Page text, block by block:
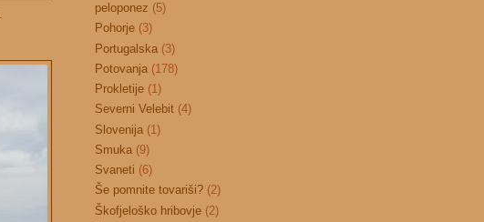
peloponez (5)
Pohorje (3)
Portugalska (3)
Potovanja (178)
Prokletije (1)
Severni Velebit (4)
Slovenija (1)
Smuka (9)
Svaneti (6)
Še pomnite tovariši? (2)
Škofjeloško hribovje (2)